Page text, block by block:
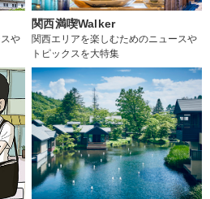
や
関西満喫Walker
関西エリアを楽しむためのニュースや
トピックスを大特集